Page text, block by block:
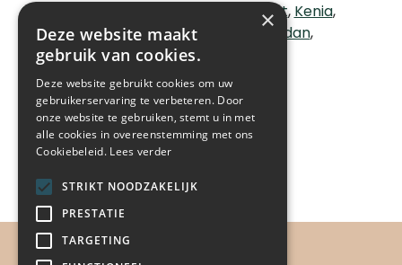
Congo Ivoorkust Kenia
Malawi Oeganda Oekraïne
Soedan
Tanzania Zambia Zuid-Afrika
LEES MEER
×
Deze website maakt
gebruik van cookies.
Deze website gebruikt cookies om uw
gebruikerservaring te verbeteren. Door
onze website te gebruiken, stemt u in met
alle cookies in overeenstemming met ons
Cookiebeleid. Lees verder
STRIKT NOODZAKELIJK
PRESTATIE
TARGETING